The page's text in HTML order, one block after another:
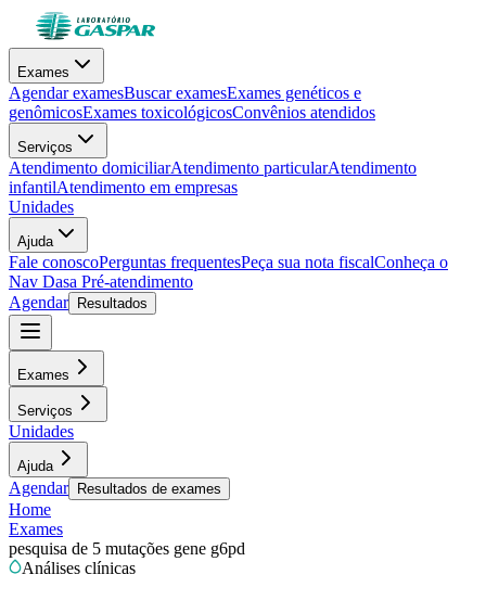
Exames
Agendar examesBuscar examesExames genéticos e
genômicosExames toxicológicosConvênios atendidos
Serviços
Atendimento domiciliarAtendimento particularAtendimento
infantilAtendimento em empresas
Unidades
Ajuda
Fale conoscoPerguntas frequentesPeça sua nota fiscalConheça o
Nav Dasa Pré-atendimento
Agendar
Resultados
Exames
Serviços
Unidades
Ajuda
Agendar Resultados de exames
Home
Exames
pesquisa de 5 mutações gene g6pd
Análises clínicas